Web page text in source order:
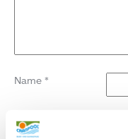
Name *
E-Mail-Adresse